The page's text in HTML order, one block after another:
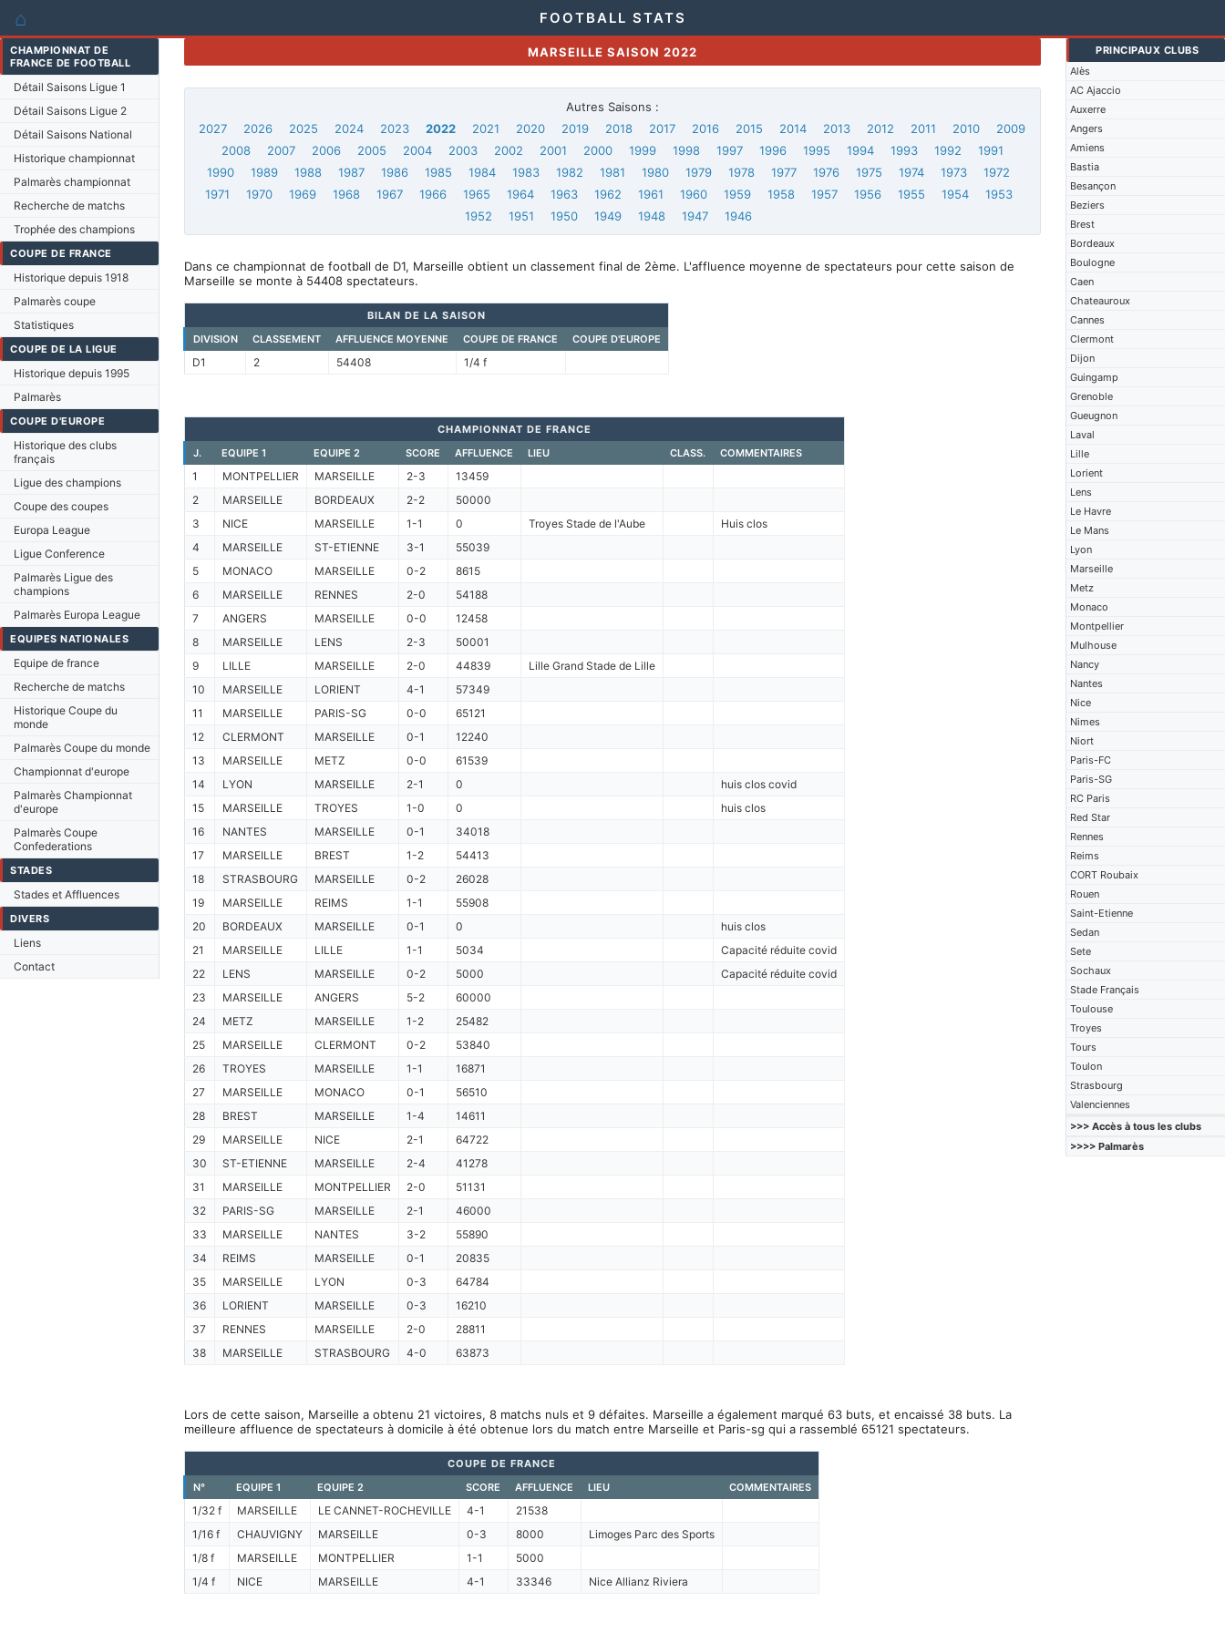
⌂ FOOTBALL STATS
CHAMPIONNAT DE
FRANCE DE FOOTBALL
Détail Saisons Ligue 1
Détail Saisons Ligue 2
Détail Saisons National
Historique championnat
Palmarès championnat
Recherche de matchs
Trophée des champions
COUPE DE FRANCE
Historique depuis 1918
Palmarès coupe
Statistiques
COUPE DE LA LIGUE
Historique depuis 1995
Palmarès
COUPE D'EUROPE
Historique des clubs
français
Ligue des champions
Coupe des coupes
Europa League
Ligue Conference
Palmarès Ligue des
champions
Palmarès Europa League
EQUIPES NATIONALES
Equipe de france
Recherche de matchs
Historique Coupe du
monde
Palmarès Coupe du monde
Championnat d'europe
Palmarès Championnat
d'europe
Palmarès Coupe
Confederations
STADES
Stades et Affluences
DIVERS
Liens
Contact
PRINCIPAUX CLUBS
Alès
AC Ajaccio
Auxerre
Angers
Amiens
Bastia
Besançon
Beziers
Brest
Bordeaux
Boulogne
Caen
Chateauroux
Cannes
Clermont
Dijon
Guingamp
Grenoble
Gueugnon
Laval
Lille
Lorient
Lens
Le Havre
Le Mans
Lyon
Marseille
Metz
Monaco
Montpellier
Mulhouse
Nancy
Nantes
Nice
Nimes
Niort
Paris-FC
Paris-SG
RC Paris
Red Star
Rennes
Reims
CORT Roubaix
Rouen
Saint-Etienne
Sedan
Sete
Sochaux
Stade Français
Toulouse
Troyes
Tours
Toulon
Strasbourg
Valenciennes
>>> Accès à tous les clubs
>>>> Palmarès
MARSEILLE SAISON 2022
Autres Saisons :
2027
2026 2025 2024 2023 2022 2021 2020 2019 2018 2017 2016 2015 2014 2013 2012 2011 2010
2009
2008
2007 2006 2005 2004 2003 2002 2001 2000 1999 1998 1997 1996 1995 1994 1993 1992
1991
1990
1989 1988 1987 1986 1985 1984 1983 1982 1981 1980 1979 1978 1977 1976 1975 1974 1973
1972
1971
1970 1969 1968 1967 1966 1965 1964 1963 1962 1961 1960 1959 1958 1957 1956 1955 1954
1953
1952
1951 1950 1949 1948 1947 1946
Dans ce championnat de football de D1, Marseille obtient un classement final de 2ème. L'affluence moyenne de spectateurs pour cette saison de
Marseille se monte à 54408 spectateurs.
BILAN DE LA SAISON
DIVISION
CLASSEMENT AFFLUENCE MOYENNE COUPE DE FRANCE COUPE D'EUROPE
D1 2 54408 1/4 f
CHAMPIONNAT DE FRANCE
J.
EQUIPE 1 EQUIPE 2 SCORE AFFLUENCE LIEU CLASS. COMMENTAIRES
1 MONTPELLIER MARSEILLE 2-3
13459
2
MARSEILLE BORDEAUX 2-2
50000
3
NICE MARSEILLE 1-1 0 Troyes Stade de l'Aube
Huis clos
4
MARSEILLE ST-ETIENNE 3-1
55039
5
MONACO MARSEILLE 0-2
8615
6
MARSEILLE RENNES 2-0
54188
7
ANGERS MARSEILLE 0-0
12458
8
MARSEILLE LENS 2-3
50001
9
LILLE MARSEILLE 2-0 44839
Lille Grand Stade de Lille
10
MARSEILLE LORIENT 4-1
57349
11
MARSEILLE PARIS-SG 0-0
65121
12
CLERMONT MARSEILLE 0-1
12240
13
MARSEILLE METZ 0-0
61539
14
LYON MARSEILLE 2-1 0
huis clos covid
15
MARSEILLE TROYES 1-0 0
huis clos
16
NANTES MARSEILLE 0-1
34018
17
MARSEILLE BREST 1-2
54413
18
STRASBOURG MARSEILLE 0-2
26028
19
MARSEILLE REIMS 1-1
55908
20
BORDEAUX MARSEILLE 0-1 0
huis clos
21
MARSEILLE LILLE 1-1 5034
Capacité réduite covid
22
LENS MARSEILLE 0-2 5000
Capacité réduite covid
23
MARSEILLE ANGERS 5-2
60000
24
METZ MARSEILLE 1-2
25482
25
MARSEILLE CLERMONT 0-2
53840
26
TROYES MARSEILLE 1-1
16871
27
MARSEILLE MONACO 0-1
56510
28
BREST MARSEILLE 1-4
14611
29
MARSEILLE NICE 2-1
64722
30
ST-ETIENNE MARSEILLE 2-4
41278
31
MARSEILLE MONTPELLIER 2-0
51131
32
PARIS-SG MARSEILLE 2-1
46000
33
MARSEILLE NANTES 3-2
55890
34
REIMS MARSEILLE 0-1
20835
35
MARSEILLE LYON 0-3
64784
36
LORIENT MARSEILLE 0-3
16210
37
RENNES MARSEILLE 2-0
28811
38
MARSEILLE STRASBOURG 4-0 63873
Lors de cette saison, Marseille a obtenu 21 victoires, 8 matchs nuls et 9 défaites. Marseille a également marqué 63 buts, et encaissé 38 buts. La
meilleure affluence de spectateurs à domicile à été obtenue lors du match entre Marseille et Paris-sg qui a rassemblé 65121 spectateurs.
COUPE DE FRANCE
N°
EQUIPE 1 EQUIPE 2 SCORE AFFLUENCE LIEU COMMENTAIRES
1/32 f MARSEILLE LE CANNET-ROCHEVILLE 4-1
21538
1/16 f
CHAUVIGNY MARSEILLE 0-3 8000
Limoges Parc des Sports
1/8 f
MARSEILLE MONTPELLIER 1-1
5000
1/4 f
NICE MARSEILLE 4-1 33346 Nice Allianz Riviera